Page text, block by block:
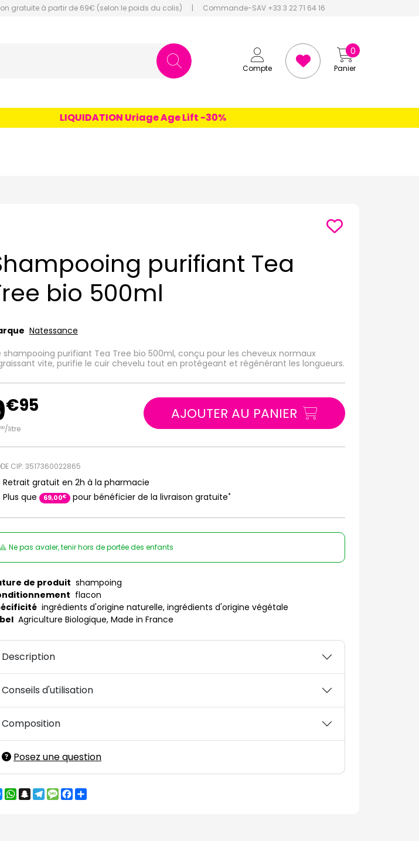
gratuite à partir de 69€ (selon le poids du colis) | Commande-SAV +33 3 22 71 64 16
Compte Panier
0
LIQUIDATION Uriage Age Lift -30%
purifiant Tea
bio 500ml
Natessance
shampooing purifiant Tea Tree bio 500ml, conçu pour les cheveux normaux
vite, purifie le cuir chevelu tout en protégeant et régénérant les longueurs.
€95
90/litre
AJOUTER AU PANIER
CIP: 3517360022865
Retrait gratuit en 2h à la pharmacie
Plus que
69,00€ pour bénéficier de la livraison gratuite*
Ne pas avaler, tenir hors de portée des enfants
de produit shampoing
flacon
ingrédients d'origine naturelle, ingrédients d'origine végétale
Agriculture Biologique, Made in France
Description
Conseils d'utilisation
Composition
Posez une question
Messenger
WhatsApp
Snapchat
Telegram
MessageFacebook